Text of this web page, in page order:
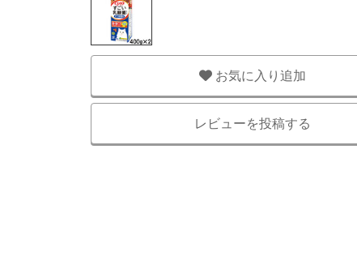
お気に入り追加
レビューを投稿する